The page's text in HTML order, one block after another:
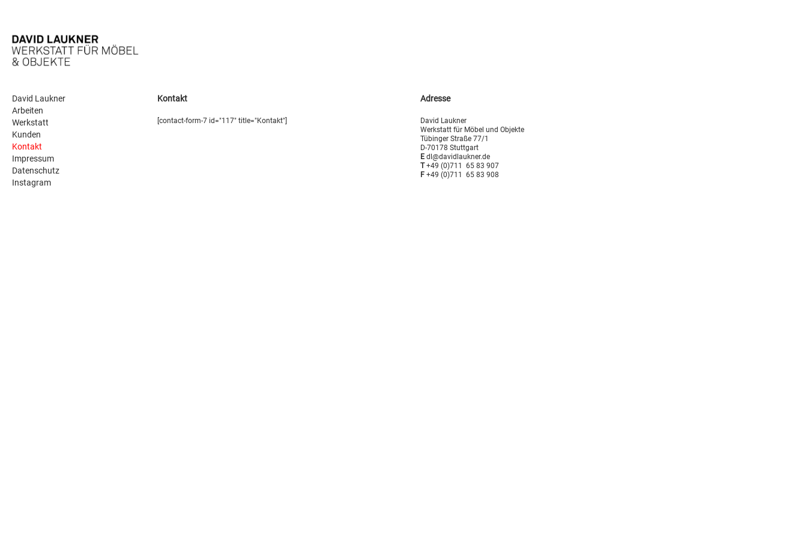
David Laukner
Arbeiten
Werkstatt
Kunden
Kontakt
Impressum
Datenschutz
Instagram
Kontakt
[contact-form-7 id="117" title="Kontakt"]
Adresse
David Laukner
Werkstatt für Möbel und Objekte
Tübinger Straße 77/1
D-70178 Stuttgart
E dl@davidlaukner.de
T +49 (0)711 65 83 907
F +49 (0)711 65 83 908